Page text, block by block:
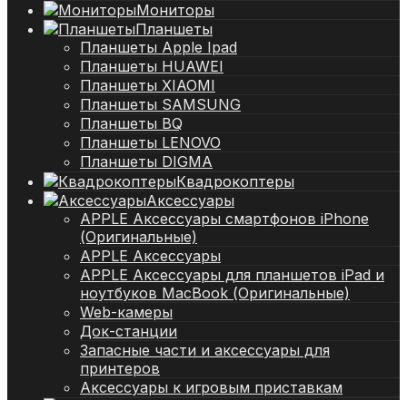
Мониторы
Планшеты
Планшеты Apple Ipad
Планшеты HUAWEI
Планшеты XIAOMI
Планшеты SAMSUNG
Планшеты BQ
Планшеты LENOVO
Планшеты DIGMA
Квадрокоптеры
Аксессуары
APPLE Аксессуары смартфонов iPhone
(Оригинальные)
APPLE Аксессуары
APPLE Аксессуары для планшетов iPad и
ноутбуков MacBook (Оригинальные)
Web-камеры
Док-станции
Запасные части и аксессуары для
принтеров
Аксессуары к игровым приставкам